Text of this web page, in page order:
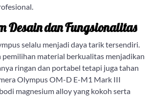
Desain dan Fungsionalitas
selalu menjadi daya tarik tersendiri.
pemilihan material berkualitas menjadikan
ringan dan portabel tetapi juga tahan
Olympus OM-D E-M1 Mark III
magnesium alloy yang kokoh serta